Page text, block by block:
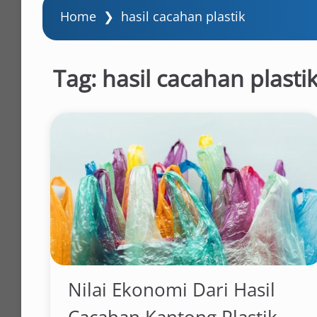
Home ❯ hasil cacahan plastik
Tag: hasil cacahan
Nilai Ekonomi Dari Hasil